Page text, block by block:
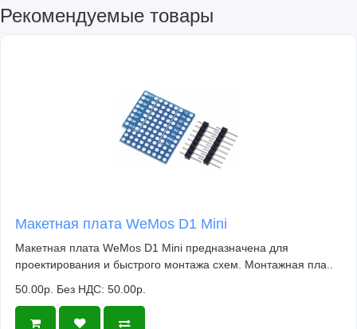
Рекомендуемые товары
Макетная плата WeMos D1 Mini
Макетная плата WeMos D1 Mini предназначена для
проектирования и быстрого монтажа схем. Монтажная пла..
50.00р. Без НДС: 50.00р.